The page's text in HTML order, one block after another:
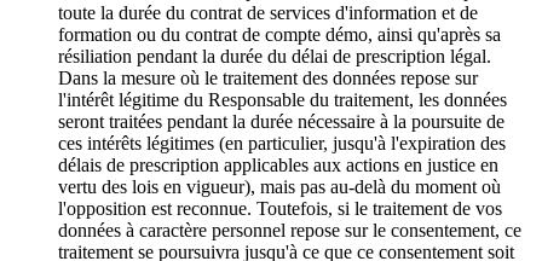
toute la durée du contrat de services d'information et de
formation ou du contrat de compte démo, ainsi qu'après sa
résiliation pendant la durée du délai de prescription légal.
Dans la mesure où le traitement des données repose sur
l'intérêt légitime du Responsable du traitement, les données
seront traitées pendant la durée nécessaire à la poursuite de
ces intérêts légitimes (en particulier, jusqu'à l'expiration des
délais de prescription applicables aux actions en justice en
vertu des lois en vigueur), mais pas au-delà du moment où
l'opposition est reconnue. Toutefois, si le traitement de vos
données à caractère personnel repose sur le consentement, ce
traitement se poursuivra jusqu'à ce que ce consentement soit